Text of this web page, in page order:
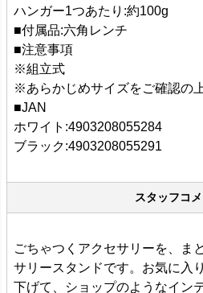
ハンガー1つあたり:約100g
■付属品:六角レンチ
■注意事項
※組立式
※あらかじめサイズをご確認の
■JAN
ホワイト:4903208055284
ブラック:4903208055291
スタッフコ
ごちゃつくアクセサリーを、ま
サリースタンドです。お気に入
下げて、ショップのようなイン